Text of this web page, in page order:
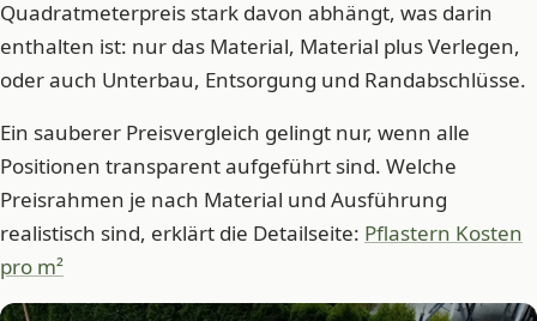
Quadratmeterpreis stark davon abhängt, was darin
enthalten ist: nur das Material, Material plus Verlegen,
oder auch Unterbau, Entsorgung und Randabschlüsse.
Ein sauberer Preisvergleich gelingt nur, wenn alle
Positionen transparent aufgeführt sind. Welche
Preisrahmen je nach Material und Ausführung
realistisch sind, erklärt die Detailseite: Pflastern Kosten
pro m²